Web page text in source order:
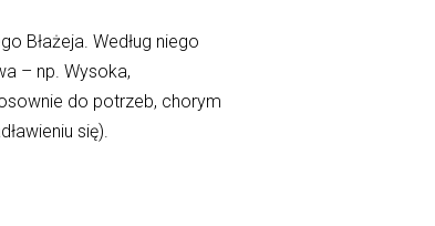
Błażeja. Według niego
– np. Wysoka,
do potrzeb, chorym
się).